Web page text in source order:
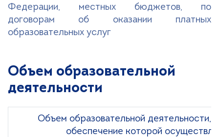
Записаться на прием
Федерации, местных бюджетов, по
договорам об оказании платных
образовательных услуг
Объем образовательной
деятельности
Объем образовательной деятельности,
обеспечение которой